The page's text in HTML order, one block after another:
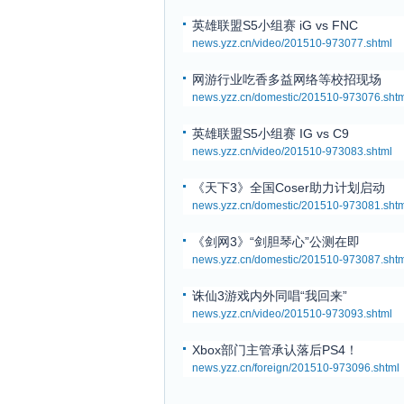
英雄联盟S5小组赛 iG vs FNC
news.yzz.cn/video/201510-973077.shtml
网游行业吃香多益网络等校招现场
news.yzz.cn/domestic/201510-
英雄联盟S5小组赛 IG vs C9
news.yzz.cn/video/201510-973083.shtml
《天下3》全国Coser助力计划启动
news.yzz.cn/domestic/201510-
《剑网3》“剑胆琴心”公测在即
news.yzz.cn/domestic/201510-
诛仙3游戏内外同唱“我回来”
news.yzz.cn/video/201510-973093.shtml
Xbox部门主管承认落后PS4！
news.yzz.cn/foreign/201510-973096.shtml